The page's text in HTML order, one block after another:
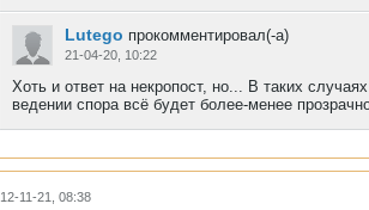
Lutego прокомментировал(-а)
21-04-20, 10:22
Хоть и ответ на некропост, но... В таких
ведении спора всё будет более-менее
12-11-21, 08:38